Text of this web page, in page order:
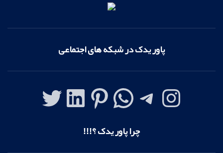
پاور یدک در شبکه های اجتماعی
چرا پاور یدک ؟!!!